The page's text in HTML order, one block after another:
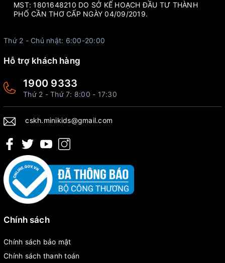
MST: 1801648210 DO SỞ KẾ HOẠCH ĐẦU TƯ THÀNH
PHỐ CẦN THƠ CẤP NGÀY 04/09/2019.
Thứ 2 - Chủ nhật: 6:00-20:00
Hỗ trợ khách hàng
1900 9333
Thứ 2 - Thứ 7: 8:00 - 17:30
cskh.minikids@gmail.com
Chính sách
Chính sách bảo mật
Chính sách thanh toán